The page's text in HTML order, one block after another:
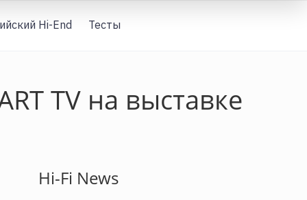
Hi-End Тесты
TV на выставке
Hi-Fi News